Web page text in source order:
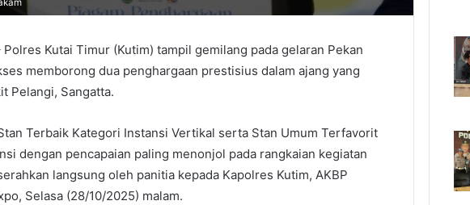
Polres Kutai Timur (Kutim) tampil gemilang pada gelaran Pekan
memborong dua penghargaan prestisius dalam ajang yang
Pelangi, Sangatta.
Terbaik Kategori Instansi Vertikal serta Stan Umum Terfavorit
dengan pencapaian paling menonjol pada rangkaian kegiatan
langsung oleh panitia kepada Kapolres Kutim, AKBP
Selasa (28/10/2025) malam.